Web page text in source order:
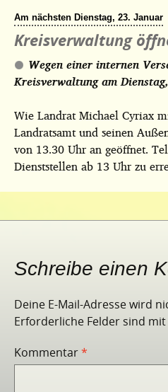
Am nächsten Dienstag, 23. Januar
Kreisverwaltung
Wegen einer internen
Kreisverwaltung am
Wie Landrat Michael Cyriax
Landratsamt und seinen
von 13.30 Uhr an geöffnet.
Dienststellen ab 13 Uhr zu
Schreibe einen
Deine E-Mail-Adresse wird
Erforderliche Felder sind mit
Kommentar*